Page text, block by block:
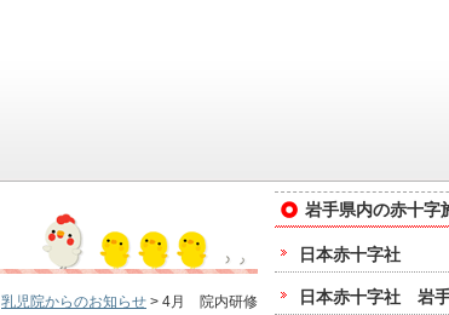
乳児院からのお知らせ > 4月 院内研修
岩手県内の赤十字
日本赤十字社
日本赤十字社 岩